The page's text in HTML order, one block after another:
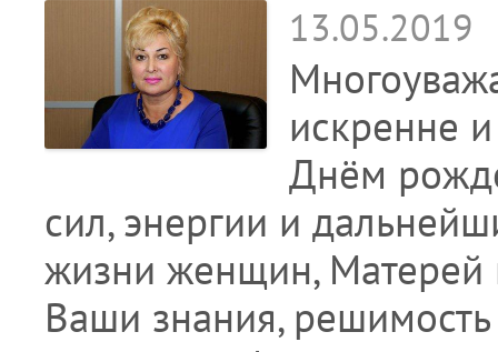
13.05.2019
искренне
Днём
сил, энергии и
жизни женщин, Матерей
Ваши знания,